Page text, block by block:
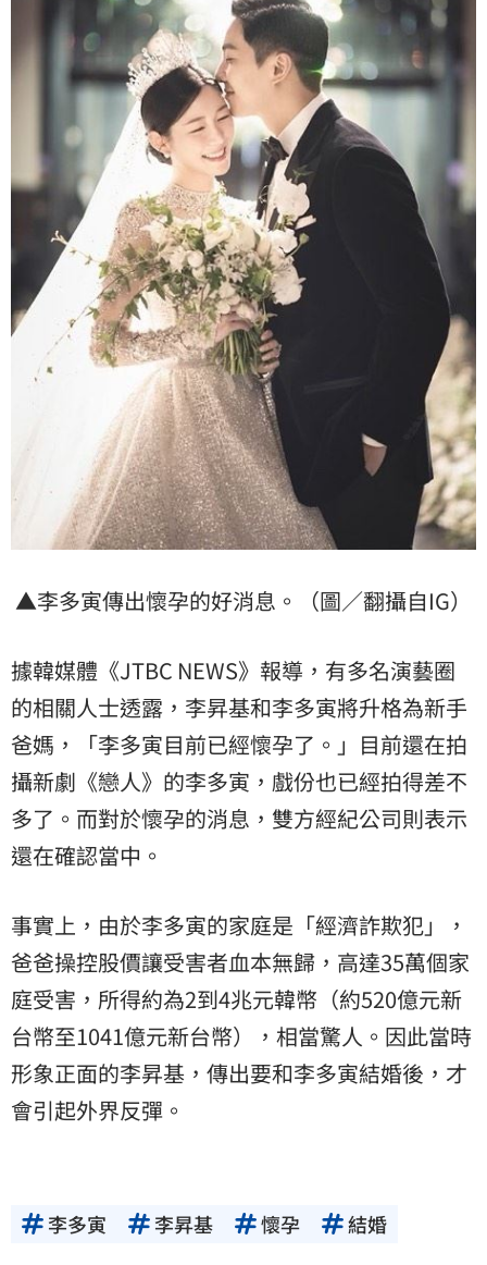
▲李多寅傳出懷孕的好消息。（圖／翻攝自IG）
據韓媒體《JTBC NEWS》報導，有多名演藝圈
的相關人士透露，李昇基和李多寅將升格為新手
爸媽，「李多寅目前已經懷孕了。」目前還在拍
攝新劇《戀人》的李多寅，戲份也已經拍得差不
多了。而對於懷孕的消息，雙方經紀公司則表示
還在確認當中。
事實上，由於李多寅的家庭是「經濟詐欺犯」，
爸爸操控股價讓受害者血本無歸，高達35萬個家
庭受害，所得約為2到4兆元韓幣（約520億元新
台幣至1041億元新台幣），相當驚人。因此當時
形象正面的李昇基，傳出要和李多寅結婚後，才
會引起外界反彈。
李多寅 李昇基 懷孕 結婚